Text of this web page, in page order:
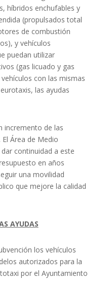
híbridos enchufables y
(propulsados total
de combustión
y vehículos
puedan utilizar
(gas licuado y gas
con las mismas
las ayudas
incremento de las
Área de Medio
continuidad a este
en años
una movilidad
que mejore la calidad
AYUDAS
los vehículos
autorizados para la
por el Ayuntamiento